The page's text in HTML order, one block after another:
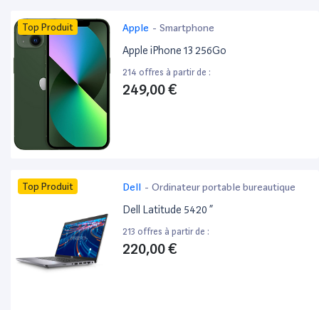
Top Produit Apple - Smartphone
Apple iPhone 13 256Go
214 offres à partir de :
249,00 €
Top Produit Dell - Ordinateur portable bureautique
Dell Latitude 5420 ”
213 offres à partir de :
220,00 €